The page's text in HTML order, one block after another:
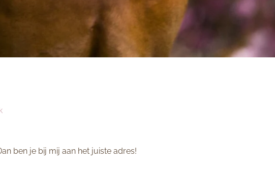
ben je bij mij aan het juiste adres!